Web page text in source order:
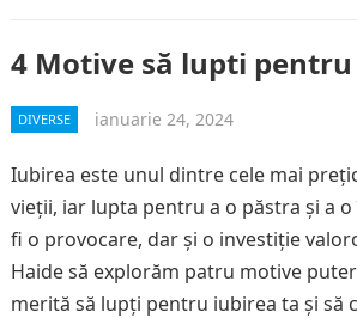
4 Motive să lupti
DIVERSE ianuarie 24, 2024
Iubirea este unul dintre cele mai
vieții, iar lupta pentru a o păstra și a
fi o provocare, dar și o investiție
Haide să explorăm patru motive
merită să lupți pentru iubirea ta și să